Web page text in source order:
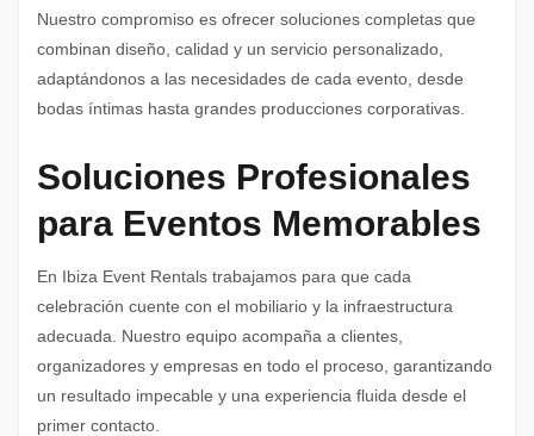
Nuestro compromiso es ofrecer soluciones completas que
combinan diseño, calidad y un servicio personalizado,
adaptándonos a las necesidades de cada evento, desde
bodas íntimas hasta grandes producciones corporativas.
Soluciones Profesionales
para Eventos Memorables
En Ibiza Event Rentals trabajamos para que cada
celebración cuente con el mobiliario y la infraestructura
adecuada. Nuestro equipo acompaña a clientes,
organizadores y empresas en todo el proceso, garantizando
un resultado impecable y una experiencia fluida desde el
primer contacto.